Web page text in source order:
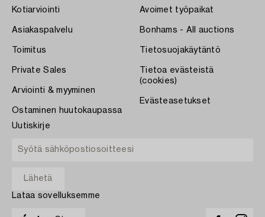
Kotiarviointi
Asiakaspalvelu
Toimitus
Private Sales
Arviointi & myyminen
Ostaminen huutokaupassa
Avoimet työpaikat
Bonhams - All auctions
Tietosuojakäytäntö
Tietoa evästeistä
(cookies)
Evästeasetukset
Uutiskirje
Lataa sovelluksemme